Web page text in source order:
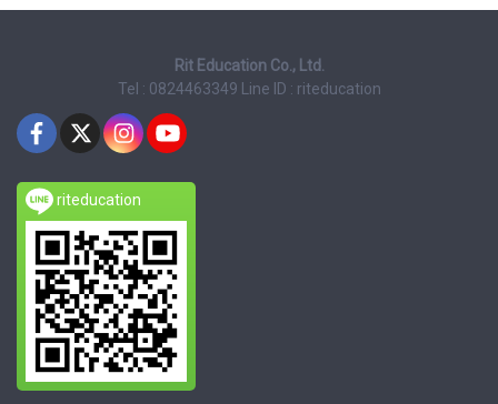
Rit Education Co., Ltd.
Tel : 0824463349
Line ID : riteducation
riteducation